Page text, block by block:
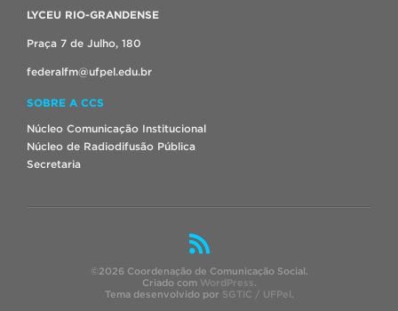
LYCEU RIO-GRANDENSE
Praça 7 de Julho, 180
federalfm@ufpel.edu.br
SOBRE A CCS
Núcleo Comunicação Institucional
Núcleo de Radiodifusão Pública
Secretaria
©2026 Coordenação de Comunicação Social.
Criado com WordPress.
Tema desenvolvido por SGTIC / UFPel .